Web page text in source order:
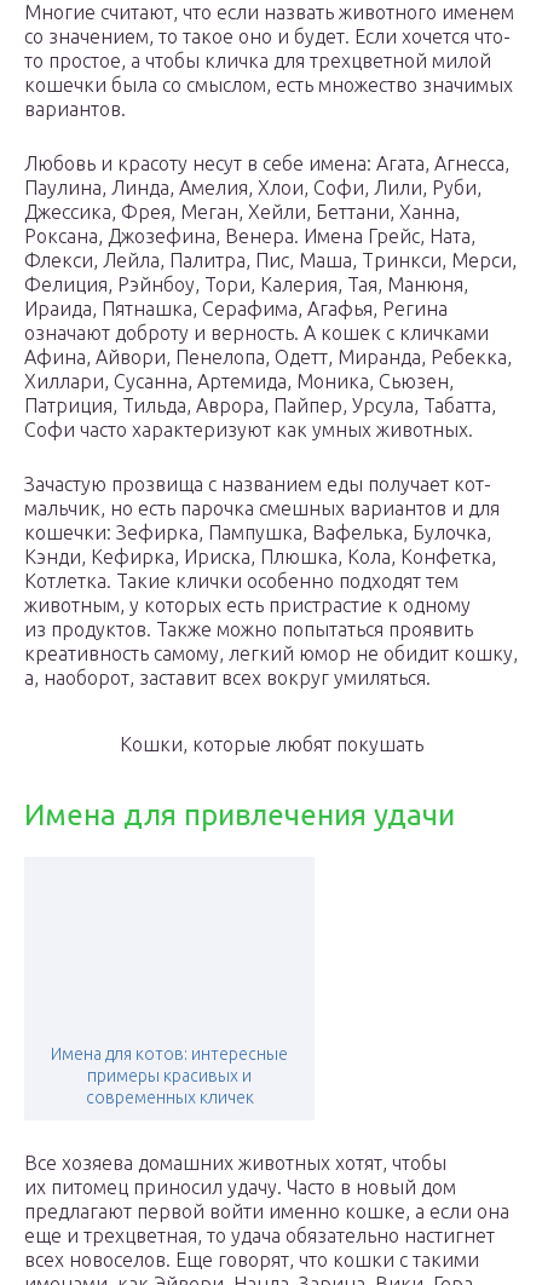
Многие считают, что если назвать животного именем
со значением, то такое оно и будет. Если хочется что-
то простое, а чтобы кличка для трехцветной милой
кошечки была со смыслом, есть множество значимых
вариантов.
Любовь и красоту несут в себе имена: Агата, Агнесса,
Паулина, Линда, Амелия, Хлои, Софи, Лили, Руби,
Джессика, Фрея, Меган, Хейли, Беттани, Ханна,
Роксана, Джозефина, Венера. Имена Грейс, Ната,
Флекси, Лейла, Палитра, Пис, Маша, Тринкси, Мерси,
Фелиция, Рэйнбоу, Тори, Калерия, Тая, Манюня,
Ираида, Пятнашка, Серафима, Агафья, Регина
означают доброту и верность. А кошек с кличками
Афина, Айвори, Пенелопа, Одетт, Миранда, Ребекка,
Хиллари, Сусанна, Артемида, Моника, Сьюзен,
Патриция, Тильда, Аврора, Пайпер, Урсула, Табатта,
Софи часто характеризуют как умных животных.
Зачастую прозвища с названием еды получает кот-
мальчик, но есть парочка смешных вариантов и для
кошечки: Зефирка, Пампушка, Вафелька, Булочка,
Кэнди, Кефирка, Ириска, Плюшка, Кола, Конфетка,
Котлетка. Такие клички особенно подходят тем
животным, у которых есть пристрастие к одному
из продуктов. Также можно попытаться проявить
креативность самому, легкий юмор не обидит кошку,
а, наоборот, заставит всех вокруг умиляться.
Кошки, которые любят покушать
Имена для привлечения удачи
Имена для котов: интересные
примеры красивых и
современных кличек
Все хозяева домашних животных хотят, чтобы
их питомец приносил удачу. Часто в новый дом
предлагают первой войти именно кошке, а если она
еще и трехцветная, то удача обязательно настигнет
всех новоселов. Еще говорят, что кошки с такими